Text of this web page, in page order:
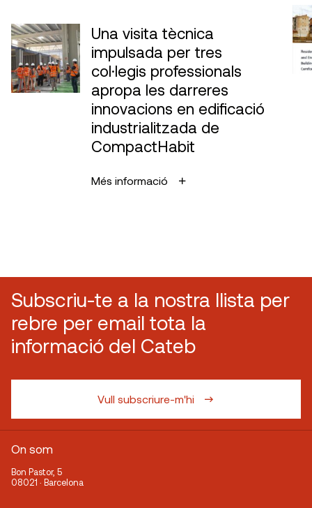
Una visita tècnica
impulsada per tres
col·legis professionals
apropa les darreres
innovacions en edificació
industrialitzada de
CompactHabit
Més informació
Subscriu-te a la nostra llista per
rebre per email tota la
informació del Cateb
Vull subscriure-m'hi
On som
Bon Pastor, 5
08021 · Barcelona